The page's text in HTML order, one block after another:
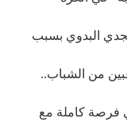
البدوي بسبب
أسباب استبعاد 4 لاعبين من الشباب..
فرصة كاملة مع